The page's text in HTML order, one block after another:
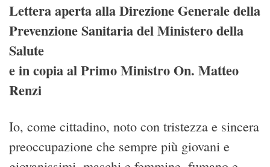
Lettera aperta alla Direzione Generale della
Prevenzione Sanitaria del Ministero della
Salute
e in copia al Primo Ministro On. Matteo
Renzi
Io, come cittadino, noto con tristezza e sincera
preoccupazione che sempre più giovani e